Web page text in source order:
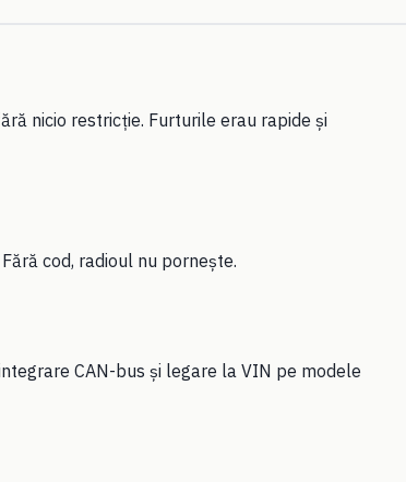
nicio restricție. Furturile erau rapide și
cod, radioul nu pornește.
CAN-bus și legare la VIN pe modele